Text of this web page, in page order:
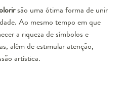
são uma ótima forma de unir
Ao mesmo tempo em que
a riqueza de símbolos e
além de estimular atenção,
artística.